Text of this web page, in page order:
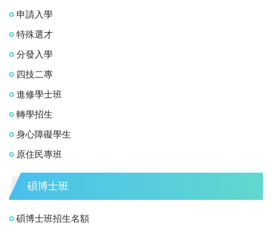
申請入學
特殊選才
分發入學
四技二專
進修學士班
轉學招生
身心障礙學生
原住民專班
碩博士班
碩博士班招生名額